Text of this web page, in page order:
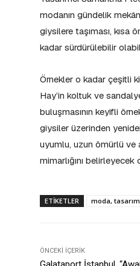
modanın gündelik
giysilere taşıması,
kadar sürdürülebilir
Örnekler o kadar çeşitli
Hay’in koltuk ve
buluşmasının keyifli
giysiler üzerinden
uyumlu, uzun ömürlü ve
mimarlığını belirleyecek
ETIKETLER moda,
ÖNCEKI İÇERIK